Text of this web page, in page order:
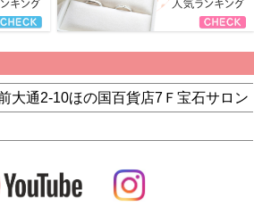
大通2-10ほの国百貨店7Ｆ宝石サロン